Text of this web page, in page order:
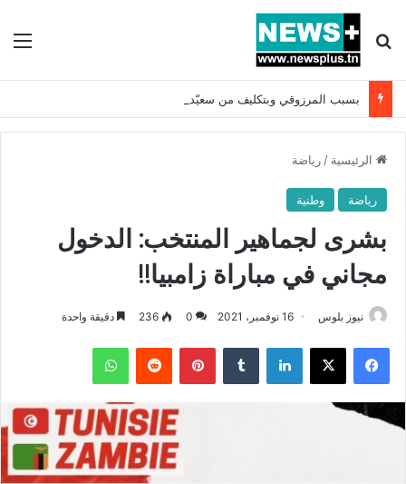
بحث عن
الرئيسية / رياضة
رياضة وطنية
بشرى لجماهير المنتخب: الدخول
مجاني في مباراة زامبيا!!
نيوز بلوس 16 نوفمبر، 2021 0
236 دقيقة واحدة
فيسبوك X لينكدإن بينتيريست واتساب